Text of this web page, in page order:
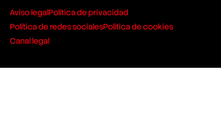
Aviso legalPolítica de privacidad
Política de redes socialesPolítica de cookies
Canal legal